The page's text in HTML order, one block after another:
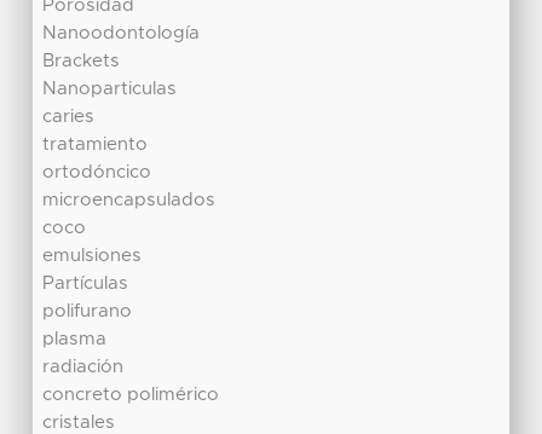
Porosidad
Nanoodontología
Brackets
Nanoparticulas
caries
tratamiento
ortodóncico
microencapsulados
coco
emulsiones
Partículas
polifurano
plasma
radiación
concreto polimérico
cristales